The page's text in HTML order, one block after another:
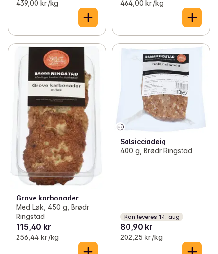
439,00 kr /kg 464,00 kr /kg
Grove karbonader
Med Løk, 450 g, Brødr
Ringstad
115,40 kr
256,44 kr /kg
Salsicciadeig
400 g, Brødr Ringstad
Kan leveres 14. aug
80,90 kr
202,25 kr /kg